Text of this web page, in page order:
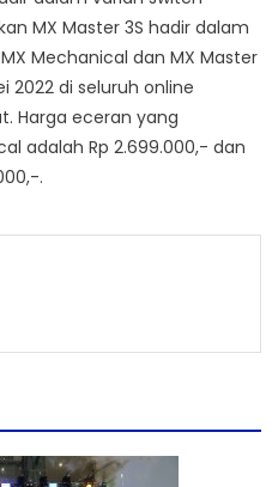
MX Master 3S hadir dalam
Mechanical dan MX Master
2022 di seluruh online
Harga eceran yang
adalah Rp 2.699.000,- dan
.